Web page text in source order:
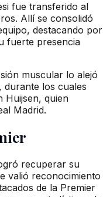
fue transferido al
Allí se consolidó
destacando por
fuerte presencia
muscular lo alejó
durante los cuales
Huijsen, quien
Madrid.
recuperar su
valió reconocimiento
de la Premier